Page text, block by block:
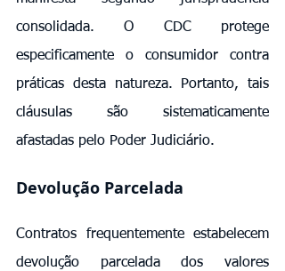
consolidada. O CDC protege
especificamente o consumidor contra
práticas desta natureza. Portanto, tais
cláusulas são sistematicamente
afastadas pelo Poder Judiciário.
Devolução Parcelada
Contratos frequentemente estabelecem
devolução parcelada dos valores